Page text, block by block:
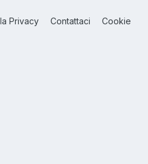
Privacy Contattaci Cookie